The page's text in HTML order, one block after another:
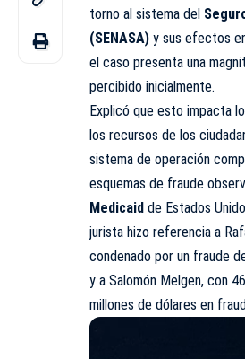
torno al sistema del
(SENASA) y sus efectos
el caso presenta una
percibido inicialmente.
Explicó que esto impacta
los recursos de los
sistema de operación
esquemas de fraude
Medicaid de Estados
jurista hizo referencia a
condenado por un fraude
y a Salomón Melgen, con
millones de dólares en